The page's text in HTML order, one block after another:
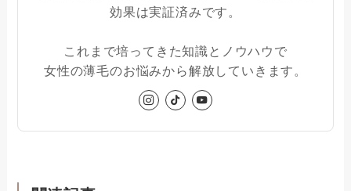
効果は実証済みです。
これまで培ってきた知識とノウハウで
女性の薄毛のお悩みから解放していきます。